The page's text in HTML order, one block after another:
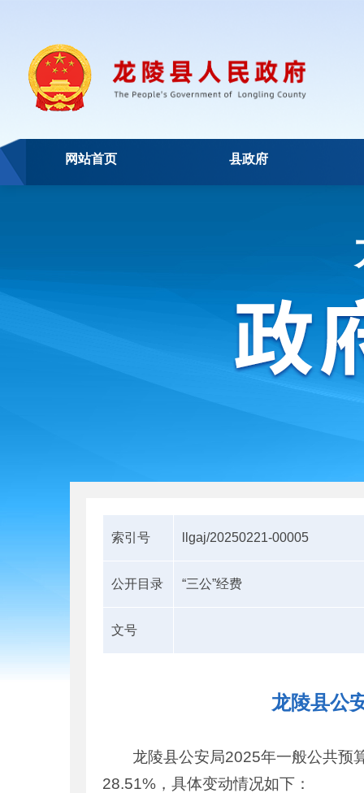
网站首页 县政府
索引号 llgaj/20250221-00005
公开目录 “三公”经费
文号
龙陵县公
龙陵县公安局2025年一般公共预
28.51%，具体变动情况如下：